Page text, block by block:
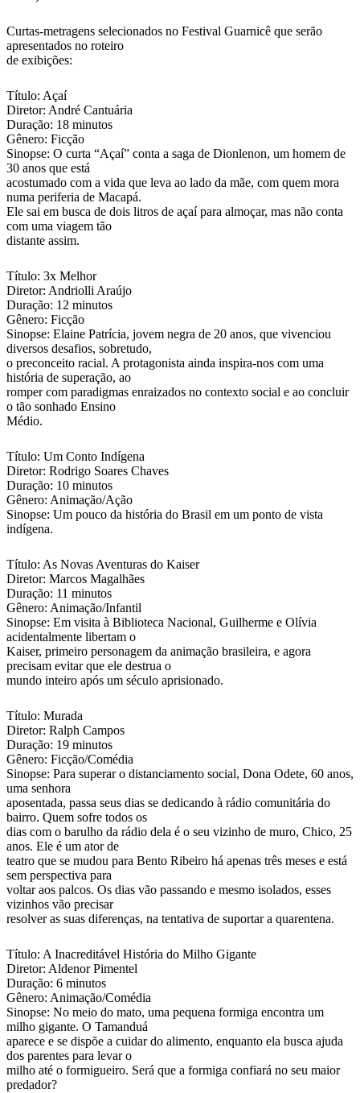
Curtas-metragens selecionados no Festival Guarnicê que serão
apresentados no roteiro
de exibições:
Título: Açaí
Diretor: André Cantuária
Duração: 18 minutos
Gênero: Ficção
Sinopse: O curta “Açaí” conta a saga de Dionlenon, um homem de
30 anos que está
acostumado com a vida que leva ao lado da mãe, com quem mora
numa periferia de Macapá.
Ele sai em busca de dois litros de açaí para almoçar, mas não conta
com uma viagem tão
distante assim.
Título: 3x Melhor
Diretor: Andriolli Araújo
Duração: 12 minutos
Gênero: Ficção
Sinopse: Elaine Patrícia, jovem negra de 20 anos, que vivenciou
diversos desafios, sobretudo,
o preconceito racial. A protagonista ainda inspira-nos com uma
história de superação, ao
romper com paradigmas enraizados no contexto social e ao concluir
o tão sonhado Ensino
Médio.
Título: Um Conto Indígena
Diretor: Rodrigo Soares Chaves
Duração: 10 minutos
Gênero: Animação/Ação
Sinopse: Um pouco da história do Brasil em um ponto de vista
indígena.
Título: As Novas Aventuras do Kaiser
Diretor: Marcos Magalhães
Duração: 11 minutos
Gênero: Animação/Infantil
Sinopse: Em visita à Biblioteca Nacional, Guilherme e Olívia
acidentalmente libertam o
Kaiser, primeiro personagem da animação brasileira, e agora
precisam evitar que ele destrua o
mundo inteiro após um século aprisionado.
Título: Murada
Diretor: Ralph Campos
Duração: 19 minutos
Gênero: Ficção/Comédia
Sinopse: Para superar o distanciamento social, Dona Odete, 60 anos,
uma senhora
aposentada, passa seus dias se dedicando à rádio comunitária do
bairro. Quem sofre todos os
dias com o barulho da rádio dela é o seu vizinho de muro, Chico, 25
anos. Ele é um ator de
teatro que se mudou para Bento Ribeiro há apenas três meses e está
sem perspectiva para
voltar aos palcos. Os dias vão passando e mesmo isolados, esses
vizinhos vão precisar
resolver as suas diferenças, na tentativa de suportar a quarentena.
Título: A Inacreditável História do Milho Gigante
Diretor: Aldenor Pimentel
Duração: 6 minutos
Gênero: Animação/Comédia
Sinopse: No meio do mato, uma pequena formiga encontra um
milho gigante. O Tamanduá
aparece e se dispõe a cuidar do alimento, enquanto ela busca ajuda
dos parentes para levar o
milho até o formigueiro. Será que a formiga confiará no seu maior
predador?